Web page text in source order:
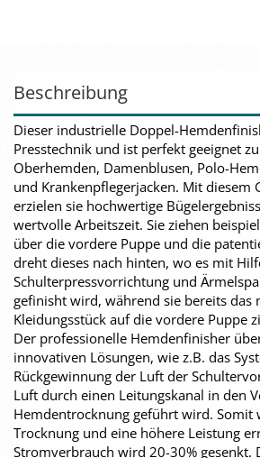
Beschreibung
Dieser industrielle Doppel-
Presstechnik und ist perfekt geeignet
Oberhemden, Damenblusen, Polo-
und Krankenpflegerjacken. Mit diesem
erzielen sie hochwertige
wertvolle Arbeitszeit. Sie ziehen
über die vordere Puppe und die
dreht dieses nach hinten, wo es mit
Schulterpressvorrichtung und
gefinisht wird, während sie bereits das
Kleidungsstück auf die vordere Puppe
Der professionelle Hemdenfinisher
innovativen Lösungen, wie z.B. das
Rückgewinnung der Luft der
Luft durch einen Leitungskanal in den
Hemdentrocknung geführt wird. Somit
Trocknung und eine höhere Leistung
Stromverbrauch wird 20-30% gesenkt.